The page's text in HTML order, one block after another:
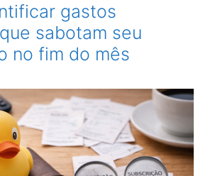
gastos
sabotam seu
no fim do mês